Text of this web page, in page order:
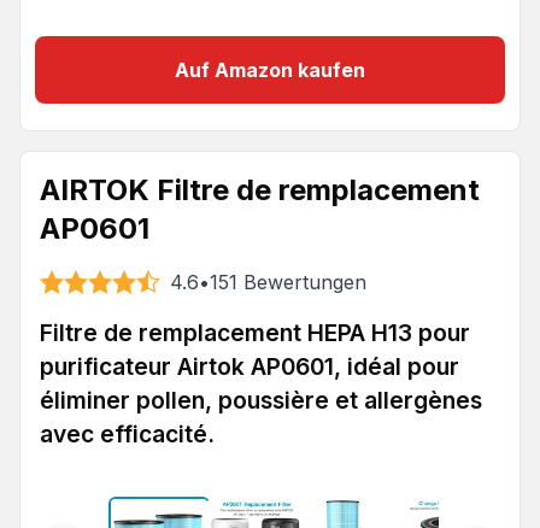
Auf Amazon kaufen
AIRTOK Filtre de remplacement
AP0601
4.6•151 Bewertungen
Filtre de remplacement HEPA H13 pour
purificateur Airtok AP0601, idéal pour
éliminer pollen, poussière et allergènes
avec efficacité.